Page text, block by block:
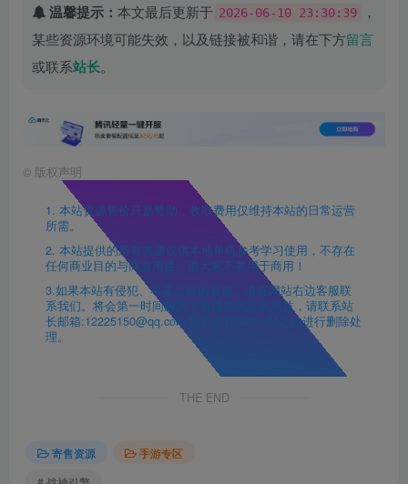
温馨提示： 本文最后更新于 2026-06-10 23:30:39
，
某些资源环境可能失效，以及链接被和谐，请在下方留言
或联系站长。
© 版权声明
1. 本站资源售价只是赞助，收取费用仅维持本站的日常运营
所需。
2. 本站提供的所有资源仅供本地单机参考学习使用，不存在
任何商业目的与商业用途，请大家不要用于商用！
3.如果本站有侵犯、不妥之处的资源，请在网站右边客服联
系我们。将会第一时间解决！若侵犯到您的权益，请联系站
长邮箱:12225150@qq.com 我们会在24h小时之内进行删除处
理。
THE END
寄售资源
手游专区